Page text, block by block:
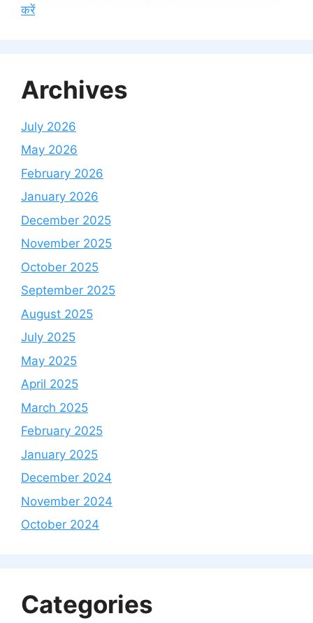
करें
Archives
July 2026
May 2026
February 2026
January 2026
December 2025
November 2025
October 2025
September 2025
August 2025
July 2025
May 2025
April 2025
March 2025
February 2025
January 2025
December 2024
November 2024
October 2024
Categories